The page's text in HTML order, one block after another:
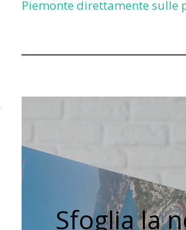
Piemonte direttamente sulle
Sfoglia la